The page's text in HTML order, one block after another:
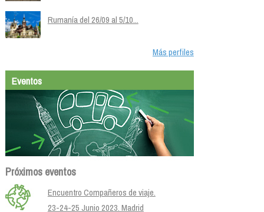
Rumanía del 26/09 al 5/10...
Más perfiles
Eventos
Próximos eventos
Encuentro Compañeros de viaje.
23-24-25 Junio 2023. Madrid